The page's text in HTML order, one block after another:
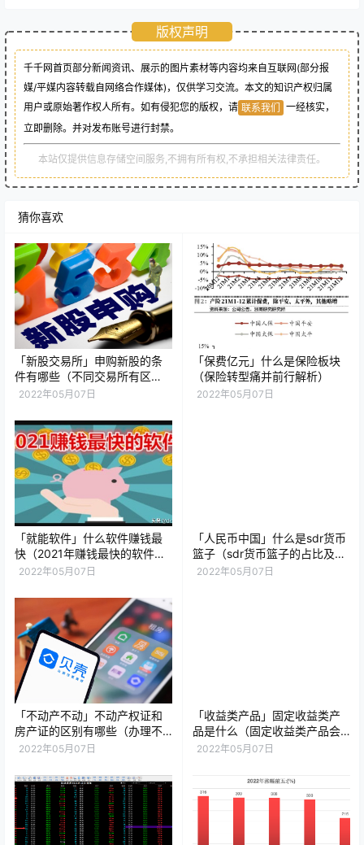
版权声明
千千网首页部分新闻资讯、展示的图片素材等内容均来自互联网(部分报
媒/平媒内容转载自网络合作媒体)，仅供学习交流。本文的知识产权归属
用户或原始著作权人所有。如有侵犯您的版权，请 联系我们
一经核实，
立即删除。并对发布账号进行封禁。
本站仅提供信息存储空间服务,不拥有所有权,不承担相关法律责任。
猜你喜欢
「新股交易所」申购新股的条
件有哪些（不同交易所有区
别，哪个的条件最低）
2022年05月07日
「保费亿元」什么是保险板块
（保险转型痛并前行解析）
2022年05月07日
「就能软件」什么软件赚钱最
快（2021年赚钱最快的软件排
名）
2022年05月07日
「人民币中国」什么是sdr货币
篮子（sdr货币篮子的占比及权
重详解）
2022年05月07日
「不动产不动」不动产权证和
房产证的区别有哪些（办理不
动产证要注意的3大情况）
2022年05月07日
「收益类产品」固定收益类产
品是什么（固定收益类产品会
亏本吗）
2022年05月07日